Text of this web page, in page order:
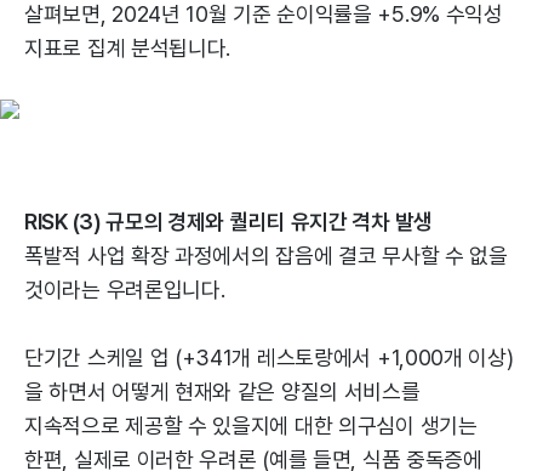
살펴보면, 2024년 10월 기준 순이익률을 +5.9% 수익성
지표로 집계 분석됩니다.
RISK (3) 규모의 경제와 퀄리티 유지간 격차 발생
폭발적 사업 확장 과정에서의 잡음에 결코 무사할 수 없을
것이라는 우려론입니다.
단기간 스케일 업 (+341개 레스토랑에서 +1,000개 이상)
을 하면서 어떻게 현재와 같은 양질의 서비스를
지속적으로 제공할 수 있을지에 대한 의구심이 생기는
한편, 실제로 이러한 우려론 (예를 들면, 식품 중독증에